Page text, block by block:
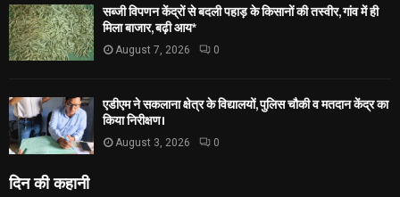
सब्जी विपणन केंद्रों से बदली पहाड़ के किसानों की तस्वीर, गांव में ही
मिला बाजार, बढ़ी आय*
August 7, 2026 0
एडीएम ने सकलाना क्षेत्र के विद्यालयों, पुलिस चौकी व मतदान केंद्र का
किया निरीक्षण।
August 3, 2026 0
दिन की कहानी